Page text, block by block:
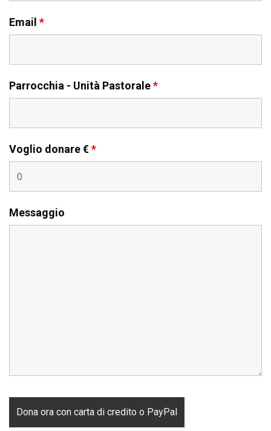
Email *
Parrocchia - Unità Pastorale*
Voglio donare €*
Messaggio